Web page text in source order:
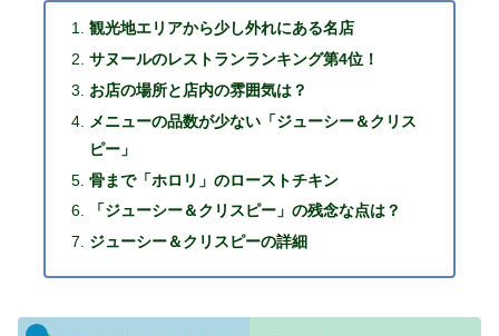
観光地エリアから少し外れにある名店
サヌールのレストランランキング第4位！
お店の場所と店内の雰囲気は？
メニューの品数が少ない「ジューシー＆クリス
ピー」
骨まで「ホロリ」のローストチキン
「ジューシー＆クリスピー」の残念な点は？
ジューシー＆クリスピーの詳細